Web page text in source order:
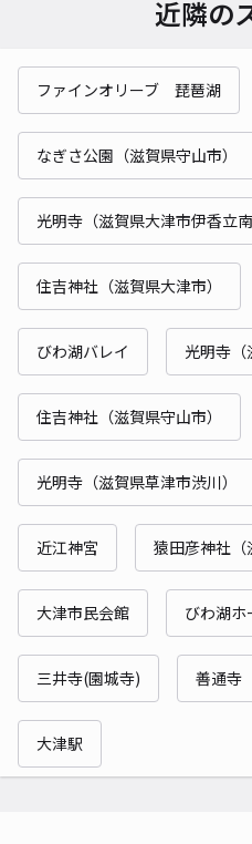
近隣の
ファインオリーブ 琵琶湖
なぎさ公園（滋賀県守山市）
光明寺（滋賀県大津市伊香立南
住吉神社（滋賀県大津市）
びわ湖バレイ 光明寺（
住吉神社（滋賀県守山市）
光明寺（滋賀県草津市渋川）
近江神宮 猿田彦神社（
大津市民会館 びわ湖ホ
三井寺(園城寺) 善通寺
大津駅